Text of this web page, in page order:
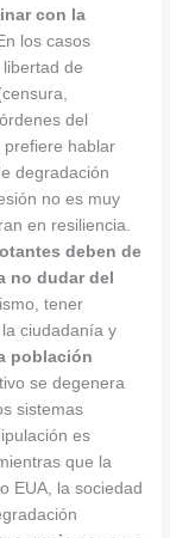
con la
los casos
de
del
prefiere hablar
degradación
no es muy
en resiliencia.
deben de
no dudar del
tener
ciudadanía y
población
se degenera
sistemas
es
que la
EUA, la sociedad